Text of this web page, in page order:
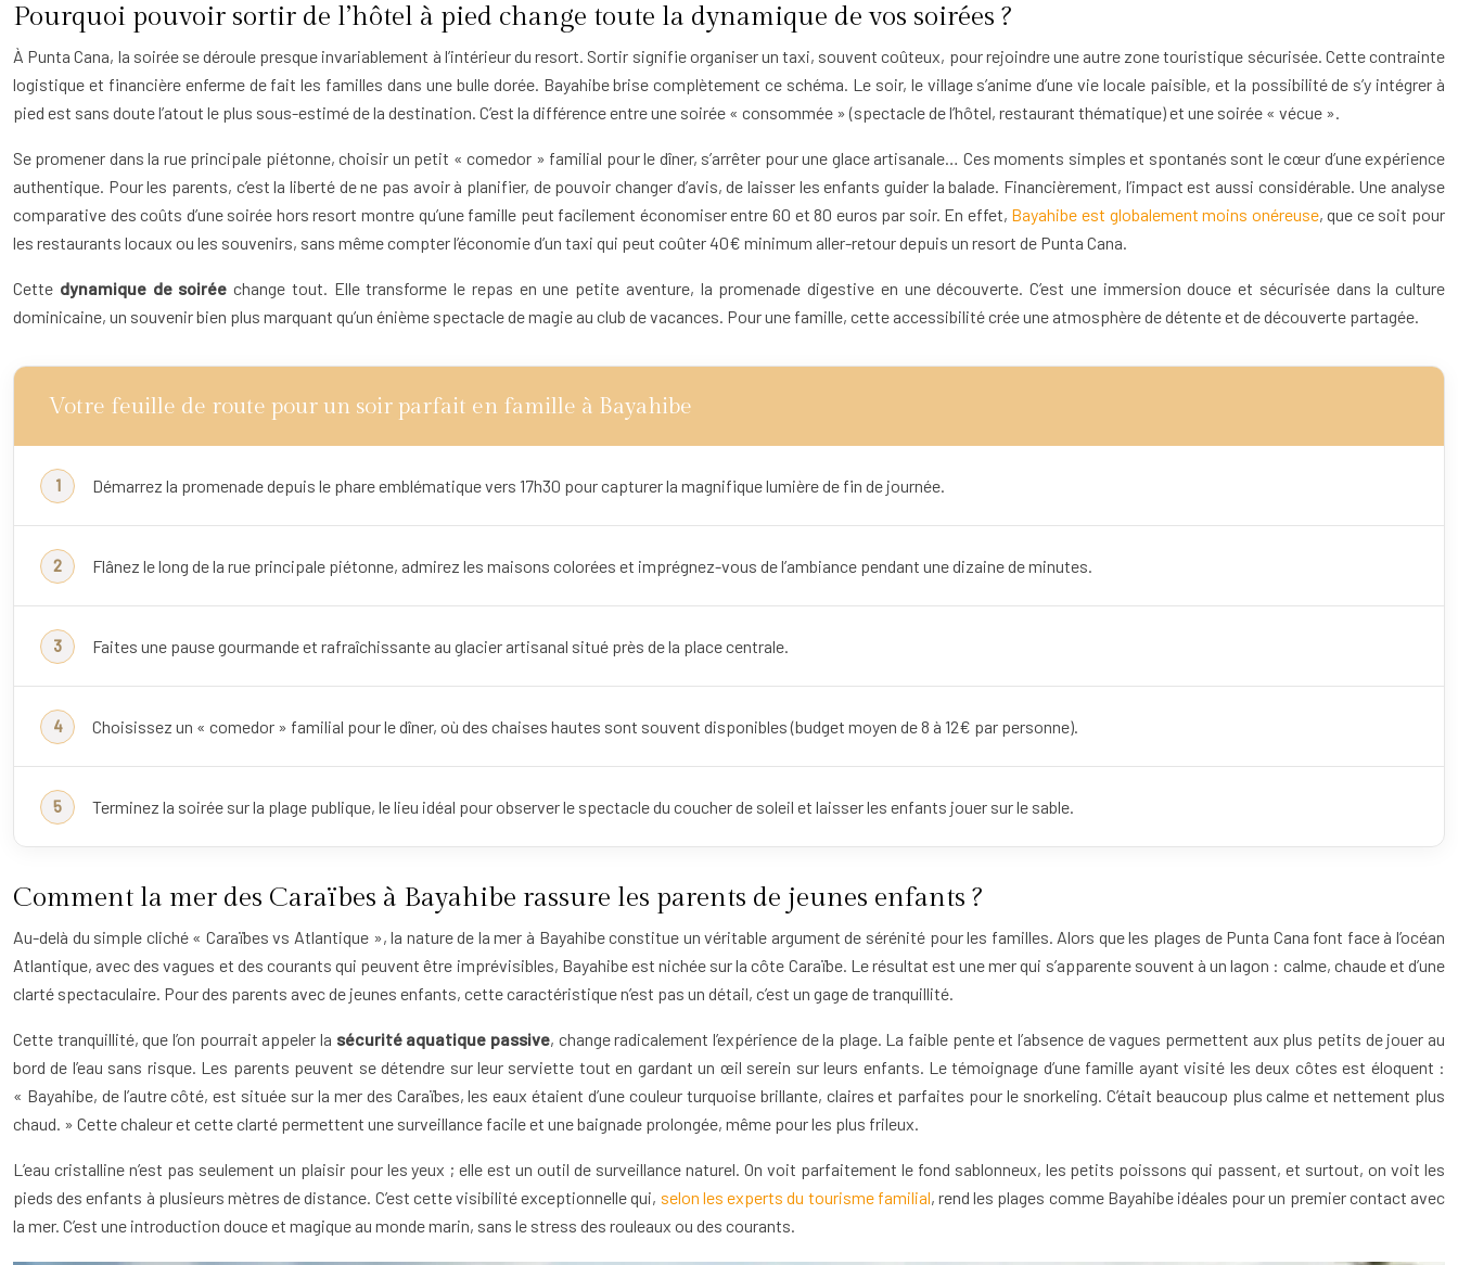
Pourquoi pouvoir sortir de l’hôtel à pied change toute la dynamique de vos soirées ?
À Punta Cana, la soirée se déroule presque invariablement à l’intérieur du resort. Sortir signifie organiser un taxi, souvent coûteux, pour rejoindre une autre zone touristique sécurisée. Cette contrainte
logistique et financière enferme de fait les familles dans une bulle dorée. Bayahibe brise complètement ce schéma. Le soir, le village s’anime d’une vie locale paisible, et la possibilité de s’y intégrer à
pied est sans doute l’atout le plus sous-estimé de la destination. C’est la différence entre une soirée « consommée » (spectacle de l’hôtel, restaurant thématique) et une soirée « vécue ».
Se promener dans la rue principale piétonne, choisir un petit « comedor » familial pour le dîner, s’arrêter pour une glace artisanale… Ces moments simples et spontanés sont le cœur d’une expérience
authentique. Pour les parents, c’est la liberté de ne pas avoir à planifier, de pouvoir changer d’avis, de laisser les enfants guider la balade. Financièrement, l’impact est aussi considérable. Une analyse
comparative des coûts d’une soirée hors resort montre qu’une famille peut facilement économiser entre 60 et 80 euros par soir. En effet, Bayahibe est globalement moins onéreuse, que ce soit pour
les restaurants locaux ou les souvenirs, sans même compter l’économie d’un taxi qui peut coûter 40€ minimum aller-retour depuis un resort de Punta Cana.
Cette dynamique de soirée change tout. Elle transforme le repas en une petite aventure, la promenade digestive en une découverte. C’est une immersion douce et sécurisée dans la culture
dominicaine, un souvenir bien plus marquant qu’un énième spectacle de magie au club de vacances. Pour une famille, cette accessibilité crée une atmosphère de détente et de découverte partagée.
Votre feuille de route pour un soir parfait en famille à Bayahibe
Démarrez la promenade depuis le phare emblématique vers 17h30 pour capturer la magnifique lumière de fin de journée.
Flânez le long de la rue principale piétonne, admirez les maisons colorées et imprégnez-vous de l’ambiance pendant une dizaine de minutes.
Faites une pause gourmande et rafraîchissante au glacier artisanal situé près de la place centrale.
Choisissez un « comedor » familial pour le dîner, où des chaises hautes sont souvent disponibles (budget moyen de 8 à 12€ par personne).
Terminez la soirée sur la plage publique, le lieu idéal pour observer le spectacle du coucher de soleil et laisser les enfants jouer sur le sable.
Comment la mer des Caraïbes à Bayahibe rassure les parents de jeunes enfants ?
Au-delà du simple cliché « Caraïbes vs Atlantique », la nature de la mer à Bayahibe constitue un véritable argument de sérénité pour les familles. Alors que les plages de Punta Cana font face à l’océan
Atlantique, avec des vagues et des courants qui peuvent être imprévisibles, Bayahibe est nichée sur la côte Caraïbe. Le résultat est une mer qui s’apparente souvent à un lagon : calme, chaude et d’une
clarté spectaculaire. Pour des parents avec de jeunes enfants, cette caractéristique n’est pas un détail, c’est un gage de tranquillité.
Cette tranquillité, que l’on pourrait appeler la sécurité aquatique passive, change radicalement l’expérience de la plage. La faible pente et l’absence de vagues permettent aux plus petits de jouer au
bord de l’eau sans risque. Les parents peuvent se détendre sur leur serviette tout en gardant un œil serein sur leurs enfants. Le témoignage d’une famille ayant visité les deux côtes est éloquent :
« Bayahibe, de l’autre côté, est située sur la mer des Caraïbes, les eaux étaient d’une couleur turquoise brillante, claires et parfaites pour le snorkeling. C’était beaucoup plus calme et nettement plus
chaud. » Cette chaleur et cette clarté permettent une surveillance facile et une baignade prolongée, même pour les plus frileux.
L’eau cristalline n’est pas seulement un plaisir pour les yeux ; elle est un outil de surveillance naturel. On voit parfaitement le fond sablonneux, les petits poissons qui passent, et surtout, on voit les
pieds des enfants à plusieurs mètres de distance. C’est cette visibilité exceptionnelle qui, selon les experts du tourisme familial, rend les plages comme Bayahibe idéales pour un premier contact avec
la mer. C’est une introduction douce et magique au monde marin, sans le stress des rouleaux ou des courants.